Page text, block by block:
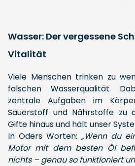
Wasser: Der vergessene
Vitalität
Viele Menschen trinken zu
falschen Wasserqualität.
zentrale Aufgaben im
Sauerstoff und Nährstoffe zu
Gifte hinaus und hält unser
In Oders Worten: „Wenn du
Motor mit dem besten Öl
nichts – genau so funktioniert